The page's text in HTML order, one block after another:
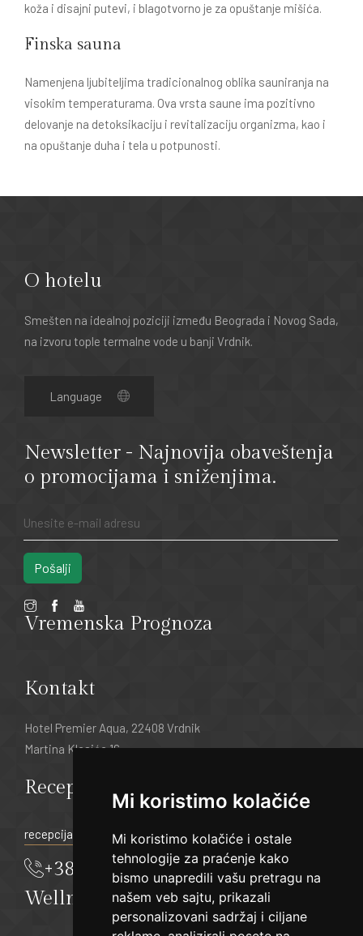
Mi koristimo kolačiće
Mi koristimo kolačiće i ostale
tehnologije za praćenje kako
bismo unapredili vašu pretragu na
našem veb sajtu, prikazali
personalizovani sadržaj i ciljane
koža i disajni putevi, i blagotvorno je za opuštanje mišića.
Finska sauna
Namenjena ljubiteljima tradicionalnog oblika sauniranja na
visokim temperaturama. Ova vrsta saune ima pozitivno
delovanje na detoksikaciju i revitalizaciju organizma, kao i
na opuštanje duha i tela u potpunosti.
O hotelu
Smešten na idealnoj poziciji između Beograda i Novog Sada,
na izvoru tople termalne vode u banji Vrdnik.
Newsletter - Najnovija obaveštenja
o promocijama i sniženjima.
Pošalji
Vremenska Prognoza
Kontakt
Hotel Premier Aqua, 22408 Vrdnik
Martina Klasića 16
Recepcija:
recepcija@hotelpremier.rs
+381 22 21 55 333
Wellness & Spa